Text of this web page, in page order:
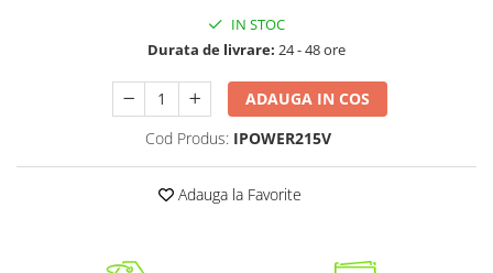
IN STOC
Durata de livrare: 24 - 48 ore
ADAUGA IN COS
Cod Produs: IPOWER215V
Adauga la Favorite